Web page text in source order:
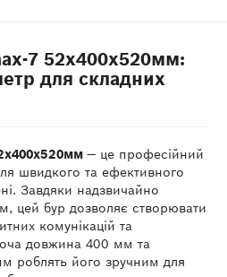
7 52x400x520мм:
для складних
— це професійний
швидкого та ефективного
Завдяки надзвичайно
цей бур дозволяє створювати
комунікацій та
довжина 400 мм та
роблять його зручним для